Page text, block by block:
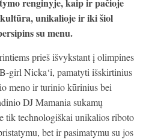
kultūra, unikalioje ir iki šiol
su menu.
prieš išvykstant į olimpines
girl Nicka‘i, pamatyti išskirtinius
meno ir turinio kūrinius bei
DJ Mamania sukamų
tik technologiškai unikalios riboto
bet ir pasimatymu su jos